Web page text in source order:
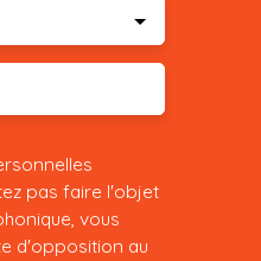
pas faire l'objet
vous
d'opposition au